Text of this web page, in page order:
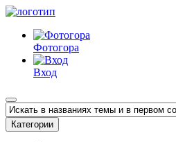
Фотогора
Вход
Категории